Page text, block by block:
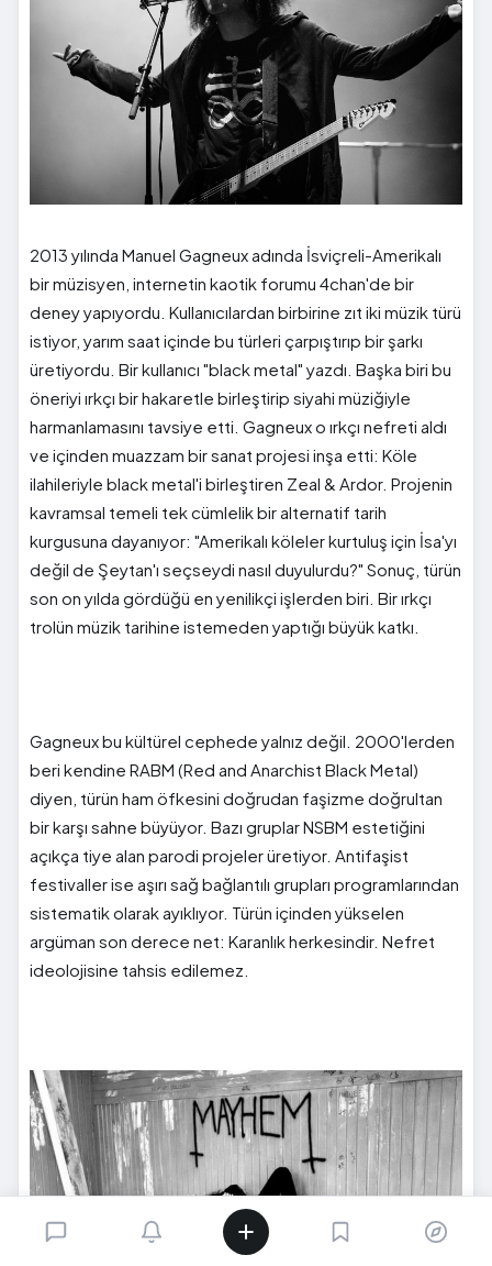
2013 yılında Manuel Gagneux adında İsviçreli-Amerikalı
bir müzisyen, internetin kaotik forumu 4chan'de bir
deney yapıyordu. Kullanıcılardan birbirine zıt iki müzik türü
istiyor, yarım saat içinde bu türleri çarpıştırıp bir şarkı
üretiyordu. Bir kullanıcı "black metal" yazdı. Başka biri bu
öneriyi ırkçı bir hakaretle birleştirip siyahi müziğiyle
harmanlamasını tavsiye etti. Gagneux o ırkçı nefreti aldı
ve içinden muazzam bir sanat projesi inşa etti: Köle
ilahileriyle black metal'i birleştiren Zeal & Ardor. Projenin
kavramsal temeli tek cümlelik bir alternatif tarih
kurgusuna dayanıyor: "Amerikalı köleler kurtuluş için İsa'yı
değil de Şeytan'ı seçseydi nasıl duyulurdu?" Sonuç, türün
son on yılda gördüğü en yenilikçi işlerden biri. Bir ırkçı
trolün müzik tarihine istemeden yaptığı büyük katkı.
Gagneux bu kültürel cephede yalnız değil. 2000'lerden
beri kendine RABM (Red and Anarchist Black Metal)
diyen, türün ham öfkesini doğrudan faşizme doğrultan
bir karşı sahne büyüyor. Bazı gruplar NSBM estetiğini
açıkça tiye alan parodi projeler üretiyor. Antifaşist
festivaller ise aşırı sağ bağlantılı grupları programlarından
sistematik olarak ayıklıyor. Türün içinden yükselen
argüman son derece net: Karanlık herkesindir. Nefret
ideolojisine tahsis edilemez.